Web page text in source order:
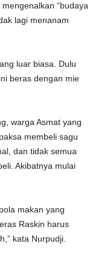
“budaya
lagi menanam
luar biasa. Dulu
beras dengan mie
warga Asmat yang
membeli sagu
dan tidak semua
Akibatnya mulai
makan yang
Raskin harus
kata Nurpudji.